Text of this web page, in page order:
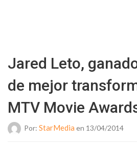
Jared Leto,
de mejor
MTV Movie
Por: StarMedia en 13/04/2014